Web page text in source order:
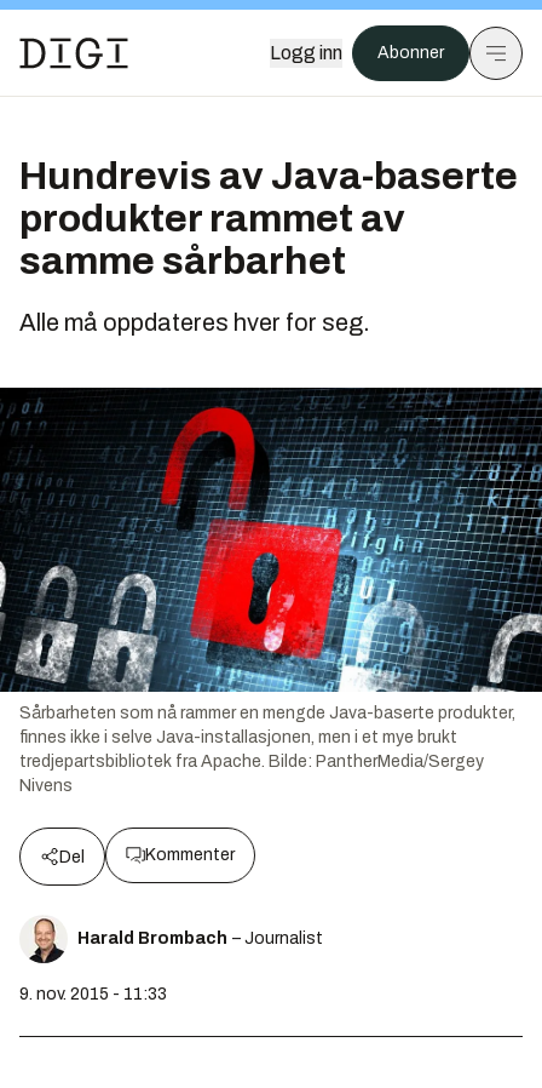
Logg inn Abonner
Hundrevis av Java-baserte
produkter rammet av
samme sårbarhet
Alle må oppdateres hver for seg.
Sårbarheten som nå rammer en mengde Java-baserte produkter,
finnes ikke i selve Java-installasjonen, men i et mye brukt
tredjepartsbibliotek fra Apache. Bilde: PantherMedia/Sergey
Nivens
Del Kommenter
Harald Brombach – Journalist
9. nov. 2015 - 11:33